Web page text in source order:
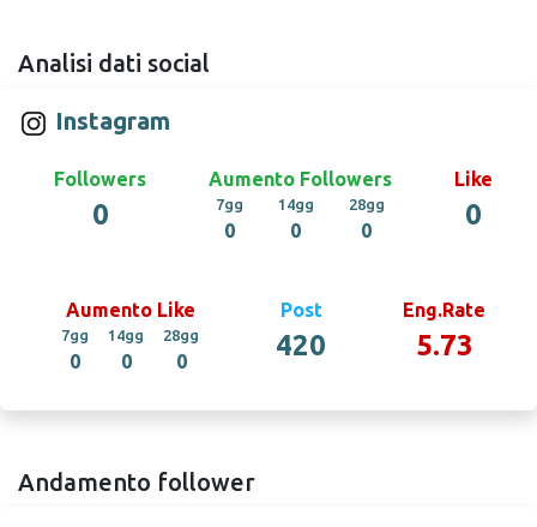
Analisi dati social
Instagram
Followers
0
Aumento Followers
7gg
0
14gg
0
28gg
0
Like
0
Aumento Like
7gg
0
14gg
0
28gg
0
Post
420
Eng.Rate
5.73
Andamento follower